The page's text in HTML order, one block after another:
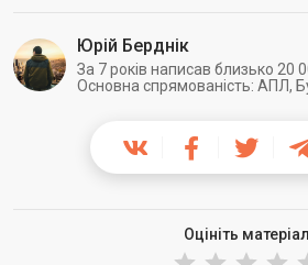
Юрій Берднік
За 7 років написав близько 20
Основна спрямованість: АПЛ,
Оцініть матеріал